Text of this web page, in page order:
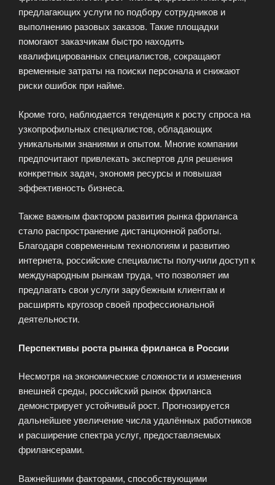
предлагающих услуги по подбору сотрудников и
выполнению разовых заказов. Такие площадки
помогают заказчикам быстро находить
квалифицированных специалистов, сокращают
временные затраты на поиски персонала и снижают
риски ошибок при найме.
Кроме того, наблюдается тенденция к росту спроса на
узкопрофильных специалистов, обладающих
уникальными знаниями и опытом. Многие компании
предпочитают привлекать экспертов для решения
конкретных задач, экономя ресурсы и повышая
эффективность бизнеса.
Также важным фактором развития рынка фриланса
стало распространение дистанционной работы.
Благодаря современным технологиям и развитию
интернета, российские специалисты получили доступ к
международным рынкам труда, что позволяет им
предлагать свои услуги зарубежным клиентам и
расширять кругозор своей профессиональной
деятельности.
Перспективы роста рынка фриланса в России
Несмотря на экономические сложности и изменения
внешней среды, российский рынок фриланса
демонстрирует устойчивый рост. Прогнозируется
дальнейшее увеличение числа удалённых работников
и расширение спектра услуг, предоставляемых
фрилансерами.
Важнейшими факторами, способствующими